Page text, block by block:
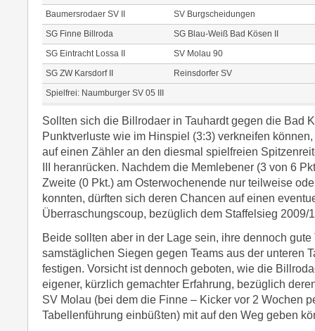
Baumersrodaer SV II
SV Burgscheidungen
SG Finne Billroda
SG Blau-Weiß Bad Kösen II
SG Eintracht Lossa II
SV Molau 90
SG ZW Karsdorf II
Reinsdorfer SV
Spielfrei: Naumburger SV 05 III
Sollten sich die Billrodaer in Tauhardt gegen die Bad
Punktverluste wie im Hinspiel (3:3) verkneifen
auf einen Zähler an den diesmal spielfreien
III heranrücken. Nachdem die Memlebener (3 von 6
Zweite (0 Pkt.) am Osterwochenende nur teilweise
konnten, dürften sich deren Chancen auf einen
Überraschungscoup, bezüglich dem Staffelsieg 2009/
Beide sollten aber in der Lage sein, ihre dennoch
samstäglichen Siegen gegen Teams aus der unteren
festigen. Vorsicht ist dennoch geboten, wie die
eigener, kürzlich gemachter Erfahrung, bezüglich
SV Molau (bei dem die Finne – Kicker vor 2 Wochen
Tabellenführung einbüßten) mit auf den Weg geben